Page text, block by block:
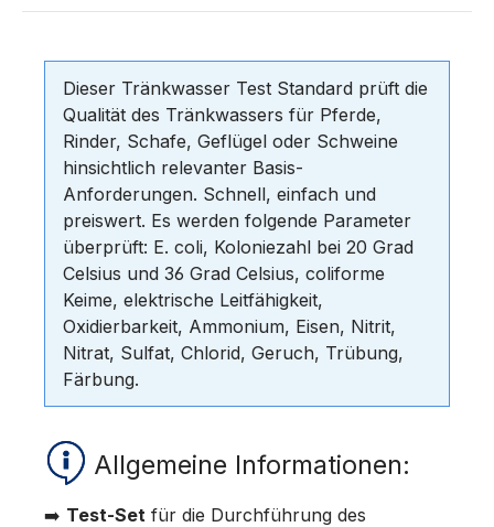
Dieser Tränkwasser Test Standard prüft die
Qualität des Tränkwassers für Pferde,
Rinder, Schafe, Geflügel oder Schweine
hinsichtlich relevanter Basis-
Anforderungen. Schnell, einfach und
preiswert. Es werden folgende Parameter
überprüft: E. coli, Koloniezahl bei 20 Grad
Celsius und 36 Grad Celsius, coliforme
Keime, elektrische Leitfähigkeit,
Oxidierbarkeit, Ammonium, Eisen, Nitrit,
Nitrat, Sulfat, Chlorid, Geruch, Trübung,
Färbung.
Allgemeine Informationen:
➡️ Test-Set für die Durchführung des